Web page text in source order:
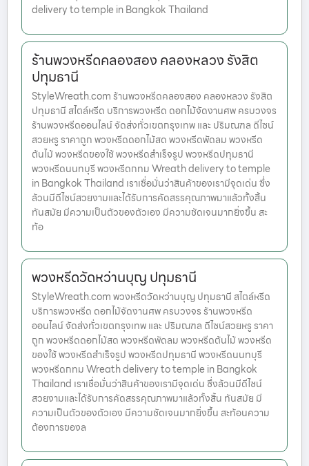
delivery to temple in Bangkok Thailand
ร้านพวงหรีดคลองสอง คลองหลวง รังสิต
ปทุมธานี
StyleWreath.com ร้านพวงหรีดคลองสอง คลองหลวง รังสิต
ปทุมธานี สไตล์หรีด บริการพวงหรีด ดอกไม้จัดงานศพ ครบวงจร
ร้านพวงหรีดออนไลน์ จัดส่งทั่วเขตกรุงเทพ และ ปริมณฑล ดีไซน์
สวยหรู ราคาถูก พวงหรีดดอกไม้สด พวงหรีดพัดลม พวงหรีด
ต้นไม้ พวงหรีดของใช้ พวงหรีดสำเร็จรูป พวงหรีดปทุมธานี
พวงหรีดนนทบุรี พวงหรีดกทม Wreath delivery to temple
in Bangkok Thailand เราเชื่อมั่นว่าสินค้าของเรามีจุดเด่น ซึ่ง
ล้วนมีดีไซน์สวยงามและได้รับการคัดสรรคุณภาพมาแล้วทั้งสิ้น
ทันสมัย มีความเป็นตัวของตัวเอง มีความชัดเจนมากยิ่งขึ้น สะ
ท้อ
พวงหรีดวัดหว่านบุญ ปทุมธานี
StyleWreath.com พวงหรีดวัดหว่านบุญ ปทุมธานี สไตล์หรีด
บริการพวงหรีด ดอกไม้จัดงานศพ ครบวงจร ร้านพวงหรีด
ออนไลน์ จัดส่งทั่วเขตกรุงเทพ และ ปริมณฑล ดีไซน์สวยหรู ราคา
ถูก พวงหรีดดอกไม้สด พวงหรีดพัดลม พวงหรีดต้นไม้ พวงหรีด
ของใช้ พวงหรีดสำเร็จรูป พวงหรีดปทุมธานี พวงหรีดนนทบุรี
พวงหรีดกทม Wreath delivery to temple in Bangkok
Thailand เราเชื่อมั่นว่าสินค้าของเรามีจุดเด่น ซึ่งล้วนมีดีไซน์
สวยงามและได้รับการคัดสรรคุณภาพมาแล้วทั้งสิ้น ทันสมัย มี
ความเป็นตัวของตัวเอง มีความชัดเจนมากยิ่งขึ้น สะท้อนความ
ต้องการของล